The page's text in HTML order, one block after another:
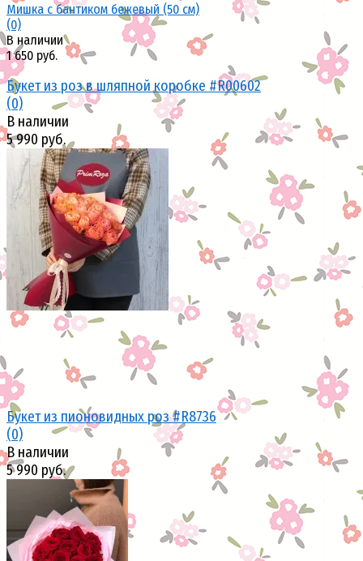
избранное сравнить
Мишка с бантиком бежевый (50 см)
(0)
В наличии
1 650 руб.
избранное сравнить
Букет из роз в шляпной коробке #R00602
(0)
В наличии
5 990 руб.
Букет из пионовидных роз #R8736
(0)
В наличии
5 990 руб.